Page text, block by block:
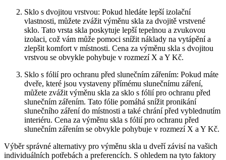
Sklo s dvojitou vrstvou:⁤ Pokud hledáte lepší izolační
vlastnosti, můžete zvážit výměnu skla za dvojitě ‍vrstvené
sklo. Tato vrsta skla poskytuje lepší tepelnou a zvukovou
izolaci, což vám může ⁤pomoci ⁣snížit náklady na vytápění a
zlepšit komfort v místnosti. Cena za výměnu skla s dvojitou
vrstvou se obvykle pohybuje v‍ rozmezí X⁣ a Y Kč.
Sklo s fólií⁢ pro ochranu před slunečním zářením:⁤ Pokud​ máte​
dveře, ​které ‌jsou vystaveny⁣ přímému slunečnímu záření,
můžete zvážit ⁢výměnu skla za sklo s fólií‍ pro ochranu před
slunečním zářením. Tato fólie ‌pomáhá snížit⁣ pronikání
slunečního záření do místnosti a také chrání před vyblednutím
interiéru. Cena‌ za výměnu skla s fólií pro ochranu před
⁢slunečním ⁢zářením se ⁤obvykle‍ pohybuje v rozmezí⁤ X a Y Kč.
Výběr správné alternativy pro výměnu skla‌ u dveří závisí na vašich
individuálních potřebách a ⁤preferencích. S ohledem na tyto faktory